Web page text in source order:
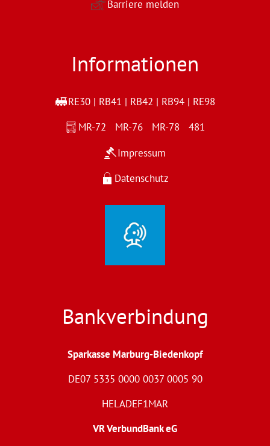
Barriere melden
Informationen
RE30 | RB41 | RB42 | RB94 | RE98
MR-72 MR-76 MR-78 481
Impressum
Datenschutz
Bankverbindung
Sparkasse Marburg-Biedenkopf
DE07 5335 0000 0037 0005 90
HELADEF1MAR
VR VerbundBank eG